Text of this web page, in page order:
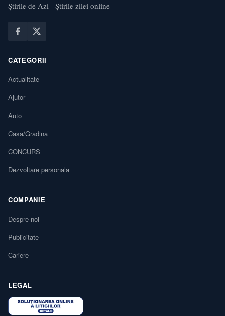
Știrile de Azi - Știrile zilei online
CATEGORII
Actualitate
Ajutor
Auto
Casa/Gradina
CONCURS
Dezvoltare personala
COMPANIE
Despre noi
Publicitate
Cariere
LEGAL